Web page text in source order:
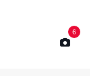
6